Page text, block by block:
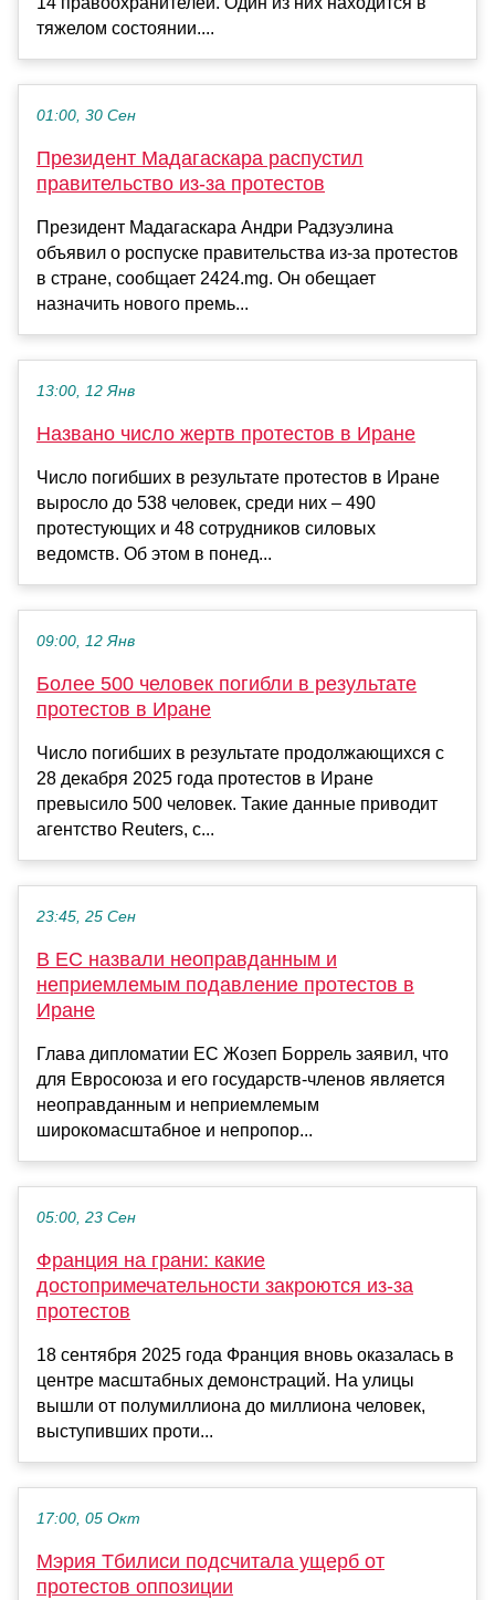
тяжелом состоянии....
01:00, 30 Сен
Президент Мадагаскара распустил
правительство из-за протестов
Президент Мадагаскара Андри Радзуэлина
объявил о роспуске правительства из-за протестов
в стране, сообщает 2424.mg. Он обещает
назначить нового премь...
13:00, 12 Янв
Названо число жертв протестов в Иране
Число погибших в результате протестов в Иране
выросло до 538 человек, среди них – 490
протестующих и 48 сотрудников силовых
ведомств. Об этом в понед...
09:00, 12 Янв
Более 500 человек погибли в результате
протестов в Иране
Число погибших в результате продолжающихся с
28 декабря 2025 года протестов в Иране
превысило 500 человек. Такие данные приводит
агентство Reuters, с...
23:45, 25 Сен
В ЕС назвали неоправданным и
неприемлемым подавление протестов в
Иране
Глава дипломатии ЕС Жозеп Боррель заявил, что
для Евросоюза и его государств-членов является
неоправданным и неприемлемым
широкомасштабное и непропор...
05:00, 23 Сен
Франция на грани: какие
достопримечательности закроются из-за
протестов
18 сентября 2025 года Франция вновь оказалась в
центре масштабных демонстраций. На улицы
вышли от полумиллиона до миллиона человек,
выступивших проти...
17:00, 05 Окт
Мэрия Тбилиси подсчитала ущерб от
протестов оппозиции